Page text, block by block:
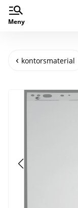
Meny
kontorsmaterial